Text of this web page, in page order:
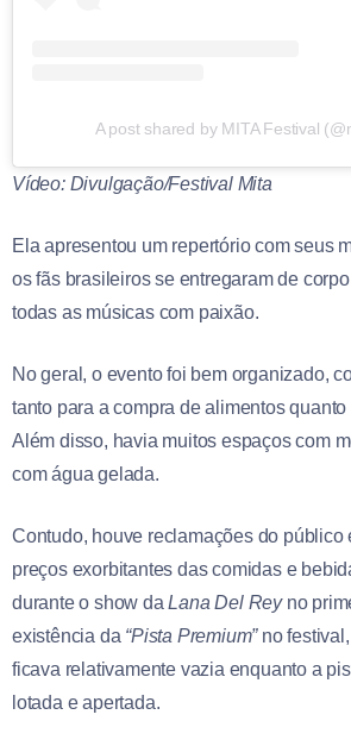
A post shared by MITA Festival
Vídeo: Divulgação/Festival Mita
Ela apresentou um repertório com seus
os fãs brasileiros se entregaram de
todas as músicas com paixão.
No geral, o evento foi bem organizado,
tanto para a compra de alimentos
Além disso, havia muitos espaços com
com água gelada.
Contudo, houve reclamações do público
preços exorbitantes das comidas e
durante o show daLana Del Reyno
existência da “Pista Premium” no
ficava relativamente vazia enquanto a
lotada e apertada.